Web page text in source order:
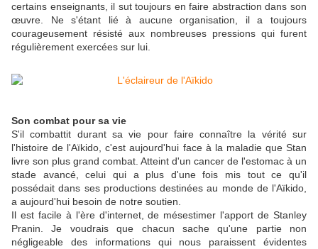
certains enseignants, il sut toujours en faire abstraction dans son
œuvre. Ne s'étant lié à aucune organisation, il a toujours
courageusement résisté aux nombreuses pressions qui furent
régulièrement exercées sur lui.
Son combat pour sa vie
S'il combattit durant sa vie pour faire connaître la vérité sur
l'histoire de l'Aïkido, c'est aujourd'hui face à la maladie que Stan
livre son plus grand combat. Atteint d'un cancer de l'estomac à un
stade avancé, celui qui a plus d'une fois mis tout ce qu'il
possédait dans ses productions destinées au monde de l'Aïkido,
a aujourd'hui besoin de notre soutien.
Il est facile à l'ère d'internet, de mésestimer l'apport de Stanley
Pranin. Je voudrais que chacun sache qu'une partie non
négligeable des informations qui nous paraissent évidentes